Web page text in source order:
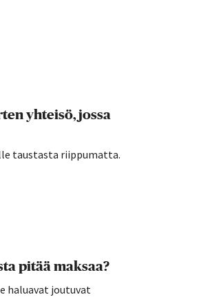
yhteisö, jossa
taustasta riippumatta.
pitää maksaa?
haluavat joutuvat